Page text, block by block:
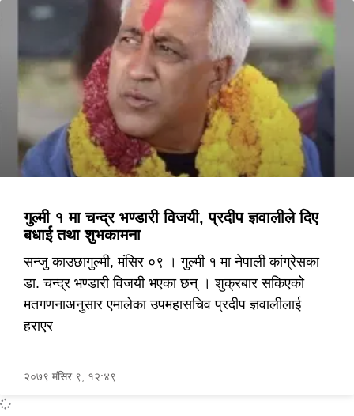
गुल्मी १ मा चन्द्र भण्डारी विजयी, प्रदीप ज्ञवालीले दिए
बधाई तथा शुभकामना
सन्जु काउछागुल्मी, मंसिर ०९ । गुल्मी १ मा नेपाली कांग्रेसका
डा. चन्द्र भण्डारी विजयी भएका छन् । शुक्रबार सकिएको
मतगणनाअनुसार एमालेका उपमहासचिव प्रदीप ज्ञवालीलाई
हराएर
२०७९ मंसिर ९, १२:४९